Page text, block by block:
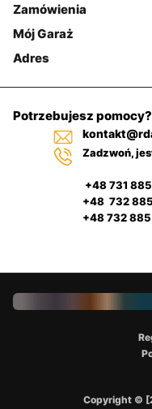
Zamówienia
Mój Garaż
Adres
Potrzebujesz
Zadzwoń,
+48 731
+48 732
+48 732
Copyright ©